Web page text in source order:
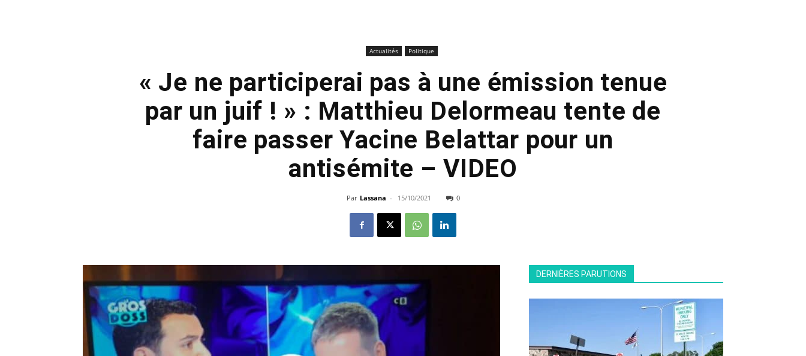
Actualités Politique
« Je ne participerai pas à une émission tenue
par un juif ! » : Matthieu Delormeau tente de
faire passer Yacine Belattar pour un
antisémite – VIDEO
Par Lassana - 15/10/2021 0
DERNIÈRES PARUTIONS